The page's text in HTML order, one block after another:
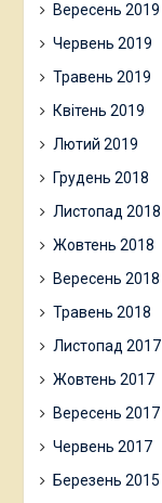
Вересень 2019
Червень 2019
Травень 2019
Квітень 2019
Лютий 2019
Грудень 2018
Листопад 2018
Жовтень 2018
Вересень 2018
Травень 2018
Листопад 2017
Жовтень 2017
Вересень 2017
Червень 2017
Березень 2015